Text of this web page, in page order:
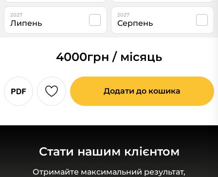
2027
Липень
2027
Серпень
4000грн / місяць
Додати до кошика
Стати нашим клієнтом
Отримайте максимальний результат,